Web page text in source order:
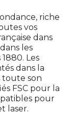
riche
vos
dans
les
Les
dans la
toute son
FSC pour la
pour
laser.